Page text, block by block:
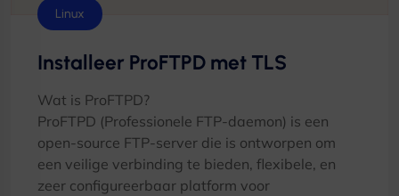
Linux
Installeer ProFTPD met TLS
Wat is ProFTPD?
ProFTPD (Professionele FTP-daemon) is een
open-source FTP-server die is ontworpen om
een ​​veilige verbinding te bieden, flexibele, en
zeer configureerbaar platform voor